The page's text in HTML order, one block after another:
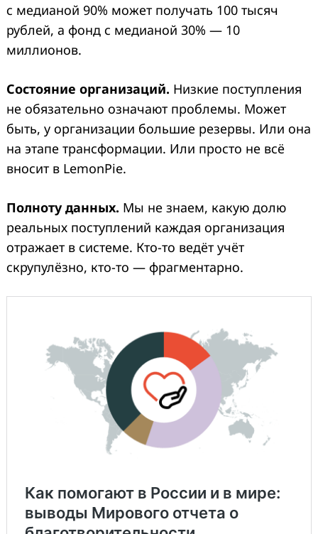
с медианой 90% может получать 100 тысяч
рублей, а фонд с медианой 30% — 10
миллионов.
Состояние организаций. Низкие поступления
не обязательно означают проблемы. Может
быть, у организации большие резервы. Или она
на этапе трансформации. Или просто не всё
вносит в LemonPie.
Полноту данных. Мы не знаем, какую долю
реальных поступлений каждая организация
отражает в системе. Кто-то ведёт учёт
скрупулёзно, кто-то — фрагментарно.